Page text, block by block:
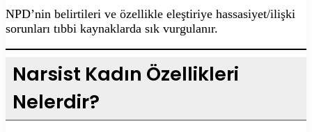
NPD’nin belirtileri ve özellikle eleştiriye hassasiyet/ilişki
sorunları tıbbi kaynaklarda sık vurgulanır.
Narsist Kadın Özellikleri
Nelerdir?